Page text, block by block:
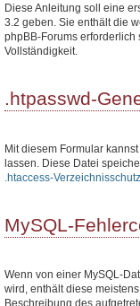
Diese Anleitung soll eine
3.2 geben. Sie enthält die
phpBB-Forums
Vollständigkeit.
.htpasswd-
Mit diesem Formular
lassen. Diese Datei
.htaccess-Verzeichnisschutz
MySQL-
Wenn von einer MySQL-
wird, enthält diese